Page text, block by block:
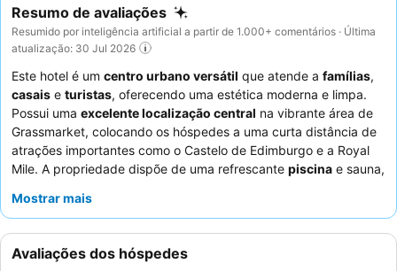
Resumo de avaliações
Resumido por inteligência artificial a partir de 1.000+ comentários · Última
atualização: 30 Jul 2026
Este hotel é um centro urbano versátil que atende a famílias,
casais e turistas, oferecendo uma estética moderna e limpa.
Possui uma excelente localização central na vibrante área de
Grassmarket, colocando os hóspedes a uma curta distância de
atrações importantes como o Castelo de Edimburgo e a Royal
Mile. A propriedade dispõe de uma refrescante piscina e sauna,
após um dia de exploração. Os hóspedes elogiam
diversas opções de
pequeno-almoço
uma experiência mais tranquila, considere solicitar um quarto
Mostrar mais
Avaliações dos hóspedes